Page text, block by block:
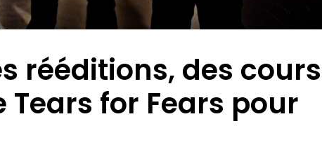
rééditions, des cours
Tears for Fears pour